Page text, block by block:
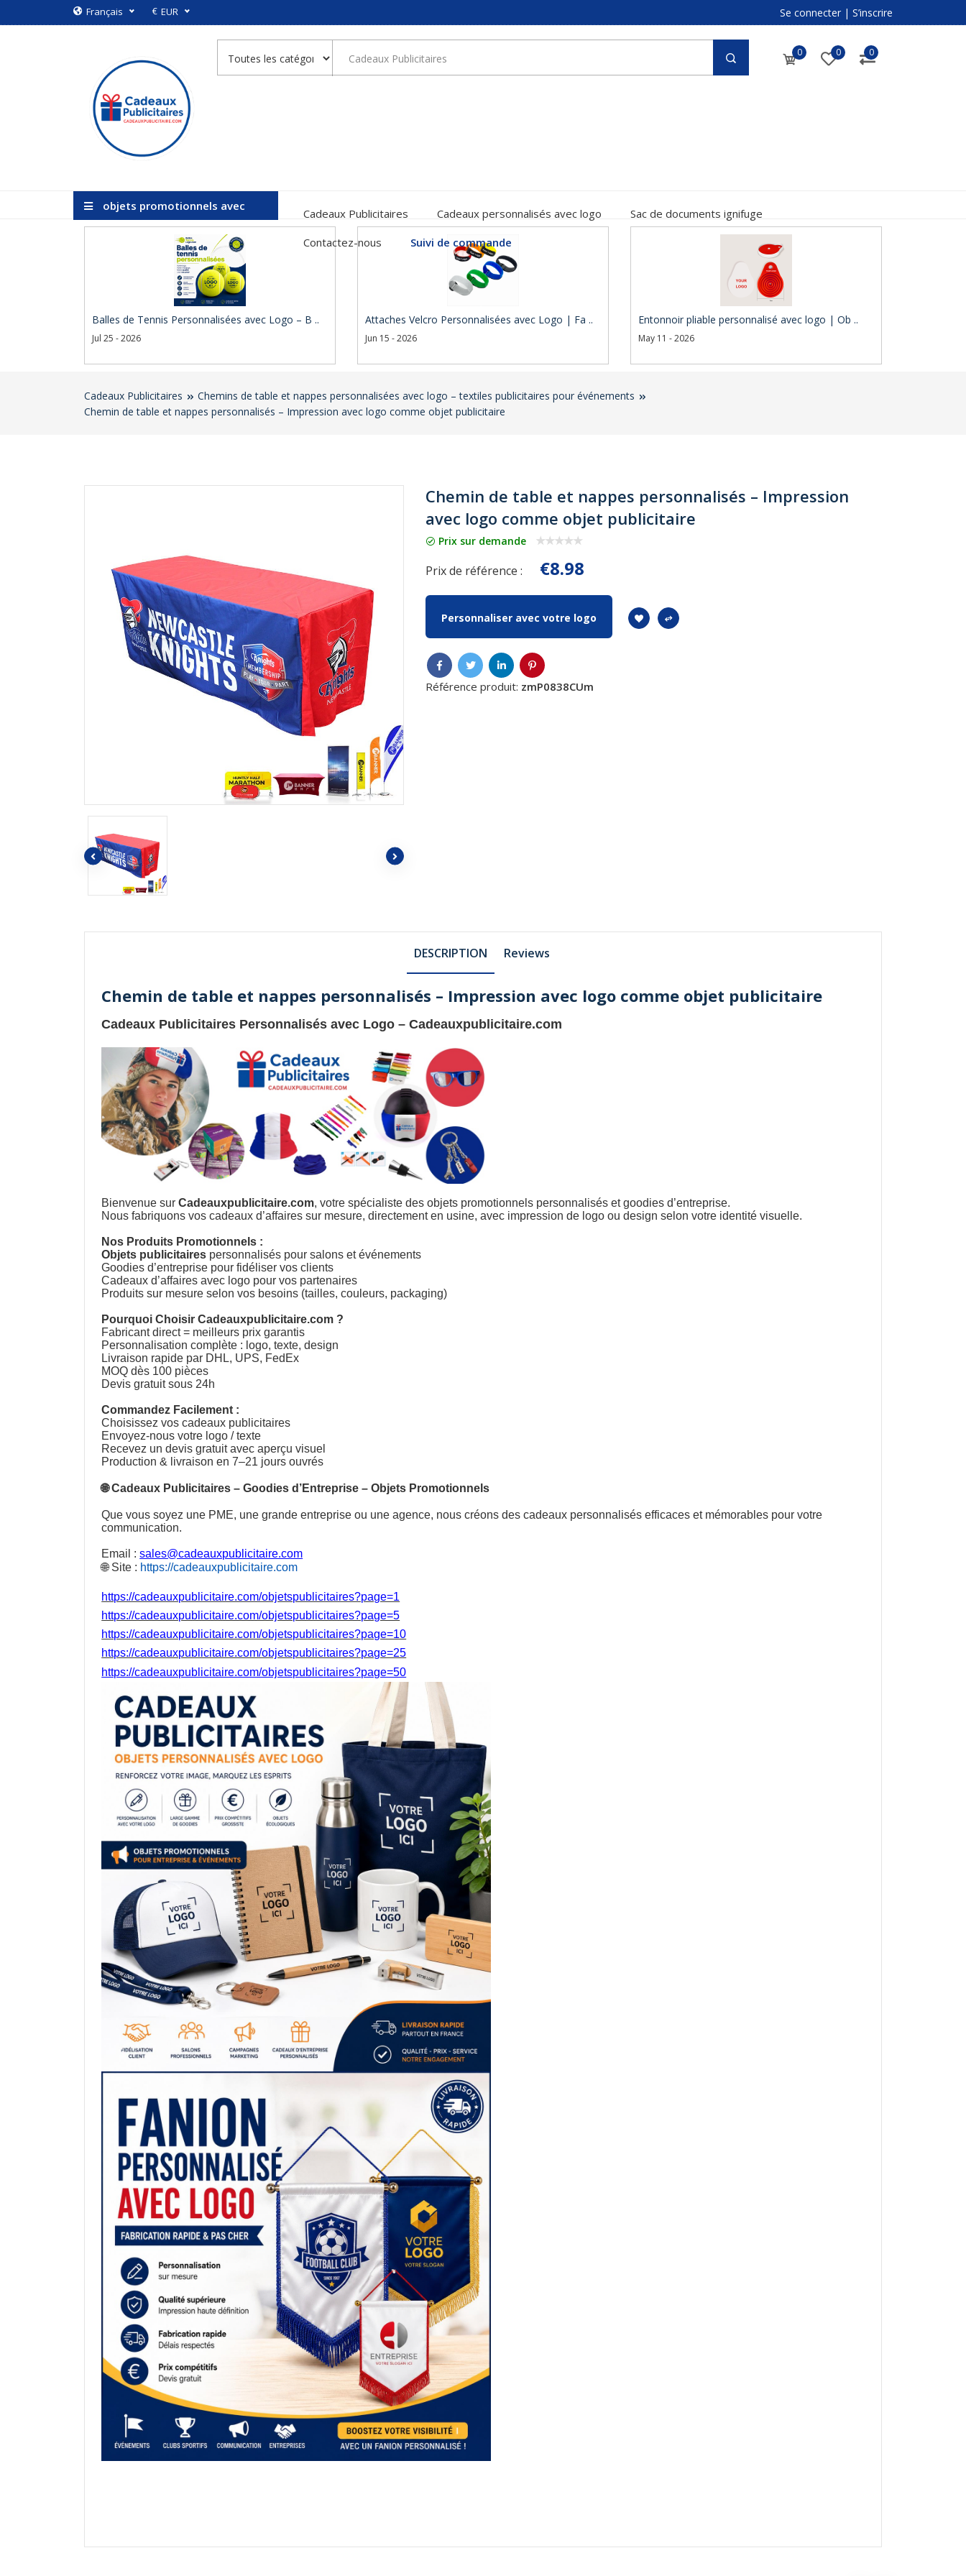
Français € EUR Se connecter | S’inscrire
0 0 0
objets promotionnels avec
Cadeaux Publicitaires Cadeaux personnalisés avec logo
Sac de documents ignifuge
Contactez-nous
Suivi de commande
Balles de Tennis Personnalisées avec Logo – B ..
Jul 25 - 2026
Attaches Velcro Personnalisées avec Logo | Fa ..
Jun 15 - 2026
Entonnoir pliable personnalisé avec logo | Ob ..
May 11 - 2026
Cadeaux Publicitaires
Chemins de table et nappes personnalisées avec logo – textiles publicitaires pour événements
Chemin de table et nappes personnalisés – Impression avec logo comme objet publicitaire
Chemin de table et nappes personnalisés – Impression
avec logo comme objet publicitaire
Prix sur demande
Prix de référence : €8.98
Personnaliser avec votre logo
Référence produit: zmP0838CUm
DESCRIPTION Reviews
Chemin de table et nappes personnalisés – Impression avec logo comme objet publicitaire
Cadeaux Publicitaires Personnalisés avec Logo –Cadeauxpublicitaire.com
Bienvenue surCadeauxpublicitaire.com, votre spécialiste des objets promotionnels personnalisés et goodies d’entreprise.
Nous fabriquons vos cadeaux d’affaires sur mesure, directement en usine, avec impression de logo ou design selon votre identité visuelle.
Nos Produits Promotionnels :
Objets publicitaires personnalisés pour salons et événements
Goodies d’entreprise pour fidéliser vos clients
Cadeaux d’affaires avec logo pour vos partenaires
Produits sur mesure selon vos besoins (tailles, couleurs, packaging)
Pourquoi Choisir Cadeauxpublicitaire.com ?
Fabricant direct = meilleurs prix garantis
Personnalisation complète : logo, texte, design
Livraison rapide par DHL, UPS, FedEx
MOQ dès 100 pièces
Devis gratuit sous 24h
Commandez Facilement :
Choisissez vos cadeaux publicitaires
Envoyez-nous votre logo / texte
Recevez un devis gratuit avec aperçu visuel
Production & livraison en 7–21 jours ouvrés
🌐Cadeaux Publicitaires –Goodies d’Entreprise –Objets Promotionnels
Que vous soyez une PME, une grande entreprise ou une agence, nous créons des cadeaux personnalisés efficaces et mémorables pour votre
communication.
Email :sales@cadeauxpublicitaire.com
🌐 Site : https://cadeauxpublicitaire.com
https://cadeauxpublicitaire.com/objetspublicitaires?page=1
https://cadeauxpublicitaire.com/objetspublicitaires?page=5
https://cadeauxpublicitaire.com/objetspublicitaires?page=10
https://cadeauxpublicitaire.com/objetspublicitaires?page=25
https://cadeauxpublicitaire.com/objetspublicitaires?page=50